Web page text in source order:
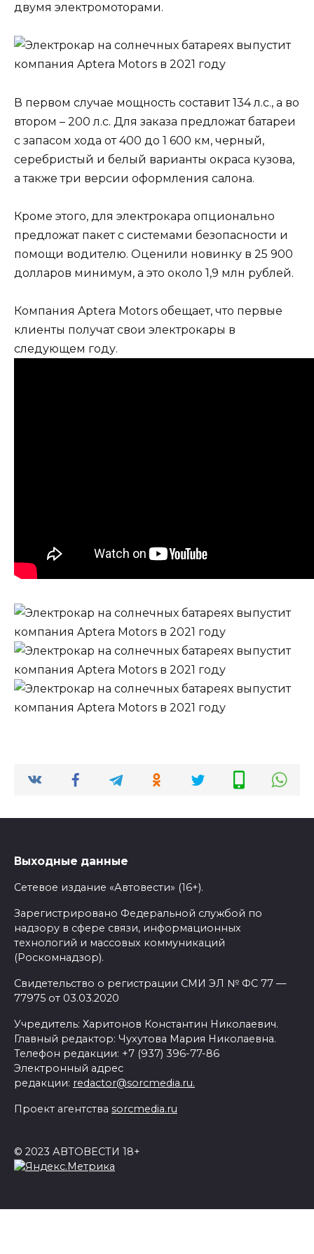
двумя электромоторами.
В первом случае мощность составит 134 л.с., а во
втором – 200 л.с. Для заказа предложат батареи
с запасом хода от 400 до 1 600 км, черный,
серебристый и белый варианты окраса кузова,
а также три версии оформления салона.
Кроме этого, для электрокара опционально
предложат пакет с системами безопасности и
помощи водителю. Оценили новинку в 25 900
долларов минимум, а это около 1,9 млн рублей.
Компания Aptera Motors обещает, что первые
клиенты получат свои электрокары в
следующем году.
Выходные данные
Сетевое издание «Автовести» (16+).
Зарегистрировано Федеральной службой по
надзору в сфере связи, информационных
технологий и массовых коммуникаций
(Роскомнадзор).
Свидетельство о регистрации СМИ ЭЛ № ФС 77 —
77975 от 03.03.2020
Учредитель: Харитонов Константин Николаевич.
Главный редактор: Чухутова Мария Николаевна.
Телефон редакции: +7 (937) 396-77-86
Электронный адрес
редакции: redactor@sorcmedia.ru.
Проект агентства sorcmedia.ru
© 2023 АВТОВЕСТИ 18+